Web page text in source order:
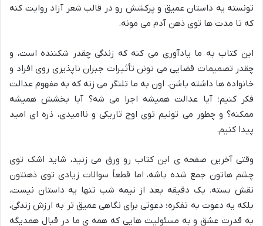
تونسته یه داستان عمیق و پرکشش رو در قالب شعر آزاد روایت کنه
که تا مدت ها توی ذهن آدم می مونه.
این کتاب به ما یادآوری می کنه که زندگی چقدر شکننده است، و
چقدر تصمیمات قضایی می تونن تأثیرات جبران ناپذیری روی افراد و
خانواده ها داشته باشن. اون به ما تلنگر می زنه که به مفهوم عدالت
فکر کنیم؛ آیا عدالت همیشه اجرا می شه؟ آیا بخشش همیشه
ممکنه؟ و چطور می تونیم توی اوج تاریکی و ناامیدی، ذره ای امید
پیدا کنیم.
وقتی آخرین صفحه ی این کتاب رو ورق می زنید، شاید اشک توی
چشم هاتون جمع شده باشه، اما قطعاً سوالات زیادی توی ذهنتون
نقش بسته. یک دقیقه بعد از نیمه شب تنها یه داستان نیست،
بلکه یه دعوت به تفکره؛ دعوتی برای نگاهی عمیق تر به ارزش زندگی،
به قدرت عشق و به مسئولیت هایی که همه ی ما در قبال همدیگه